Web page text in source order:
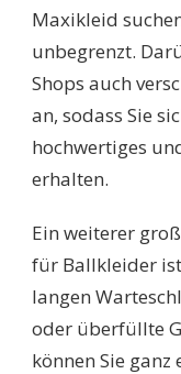
Maxikleid
unbegrenzt.
Shops auch
an, sodass Sie
hochwertiges
erhalten.
Ein weiterer
für Ballkleider
langen
oder überfüllte
können Sie